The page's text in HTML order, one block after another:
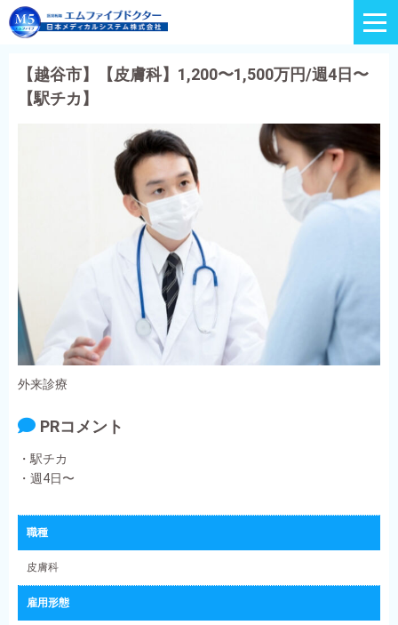
【越谷市】【皮膚科】1,200〜1,500万円/週4日〜
【駅チカ】
外来診療
PRコメント
・駅チカ
・週4日〜
職種
皮膚科
雇用形態